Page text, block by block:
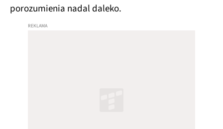
porozumienia nadal daleko.